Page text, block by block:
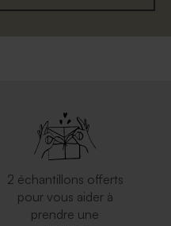
2 échantillons offerts
pour vous aider à
prendre une